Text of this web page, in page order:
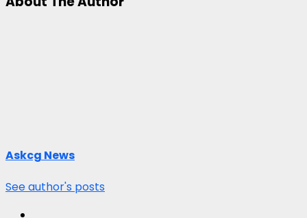
Askcg News
See author's posts